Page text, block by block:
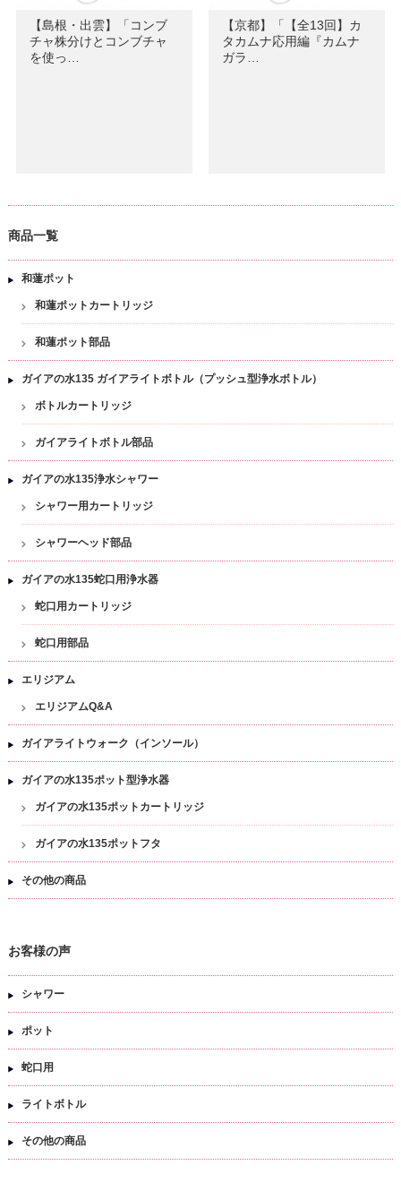
【島根・出雲】「コンブ
チャ株分けとコンブチャ
を使っ…
【京都】「【全13回】カ
タカムナ応用編『カムナ
ガラ…
商品一覧
和蓮ポット
和蓮ポットカートリッジ
和蓮ポット部品
ガイアの水135 ガイアライトボトル（プッシュ型浄水ボトル）
ボトルカートリッジ
ガイアライトボトル部品
ガイアの水135浄水シャワー
シャワー用カートリッジ
シャワーヘッド部品
ガイアの水135蛇口用浄水器
蛇口用カートリッジ
蛇口用部品
エリジアム
エリジアムQ&A
ガイアライトウォーク（インソール）
ガイアの水135ポット型浄水器
ガイアの水135ポットカートリッジ
ガイアの水135ポットフタ
その他の商品
お客様の声
シャワー
ポット
蛇口用
ライトボトル
その他の商品